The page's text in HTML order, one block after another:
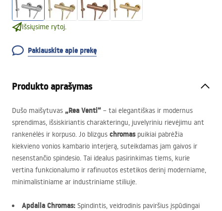
Išsiųsime rytoj.
Paklauskite apie prekę
Produkto aprašymas
Dušo maišytuvas „Rea Venti“ – tai elegantiškas ir modernus
sprendimas, išsiskiriantis charakteringu, juvelyriniu rievėjimu ant
rankenėlės ir korpuso. Jo blizgus chromaspuikiai pabrėžia
kiekvieno vonios kambario interjerą, suteikdamas jam gaivos ir
nesenstančio spindesio. Tai idealus pasirinkimas tiems, kurie
vertina funkcionalumo ir rafinuotos estetikos derinį moderniame,
minimalistiniame ar industriniame stiliuje.
Apdaila Chromas: Spindintis, veidrodinis paviršius įspūdingai